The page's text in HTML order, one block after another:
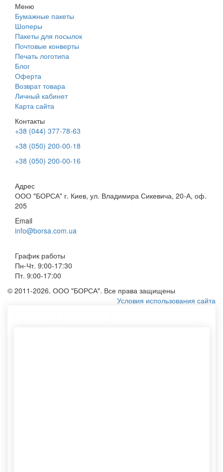
Меню
Бумажные пакеты
Шоперы
Пакеты для посылок
Почтовые конверты
Печать логотипа
Блог
Оферта
Возврат товара
Личный кабинет
Карта сайта
Контакты
+38 (044) 377-78-63
+38 (050) 200-00-18
+38 (050) 200-00-16
Адрес
ООО "БОРСА" г. Киев, ул. Владимира Сикевича, 20-А, оф.
205
Email
info@borsa.com.ua
График работы
Пн-Чт. 9:00-17:30
Пт. 9:00-17:00
© 2011-2026. ООО "БОРСА". Все права защищены
Условия использования сайта